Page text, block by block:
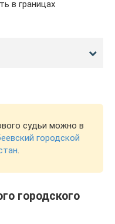
в границах
судьи можно в
городской
.
городского